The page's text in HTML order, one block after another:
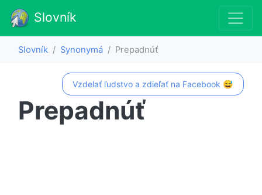
Slovník
Slovník Synonymá Prepadnúť
Vzdelať ľudstvo a zdieľať na Facebook 😅
Prepadnúť